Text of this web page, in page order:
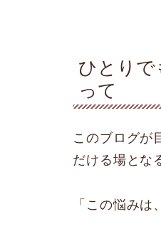
ひとりで
って
このブログが
だける場とな
「この悩みは